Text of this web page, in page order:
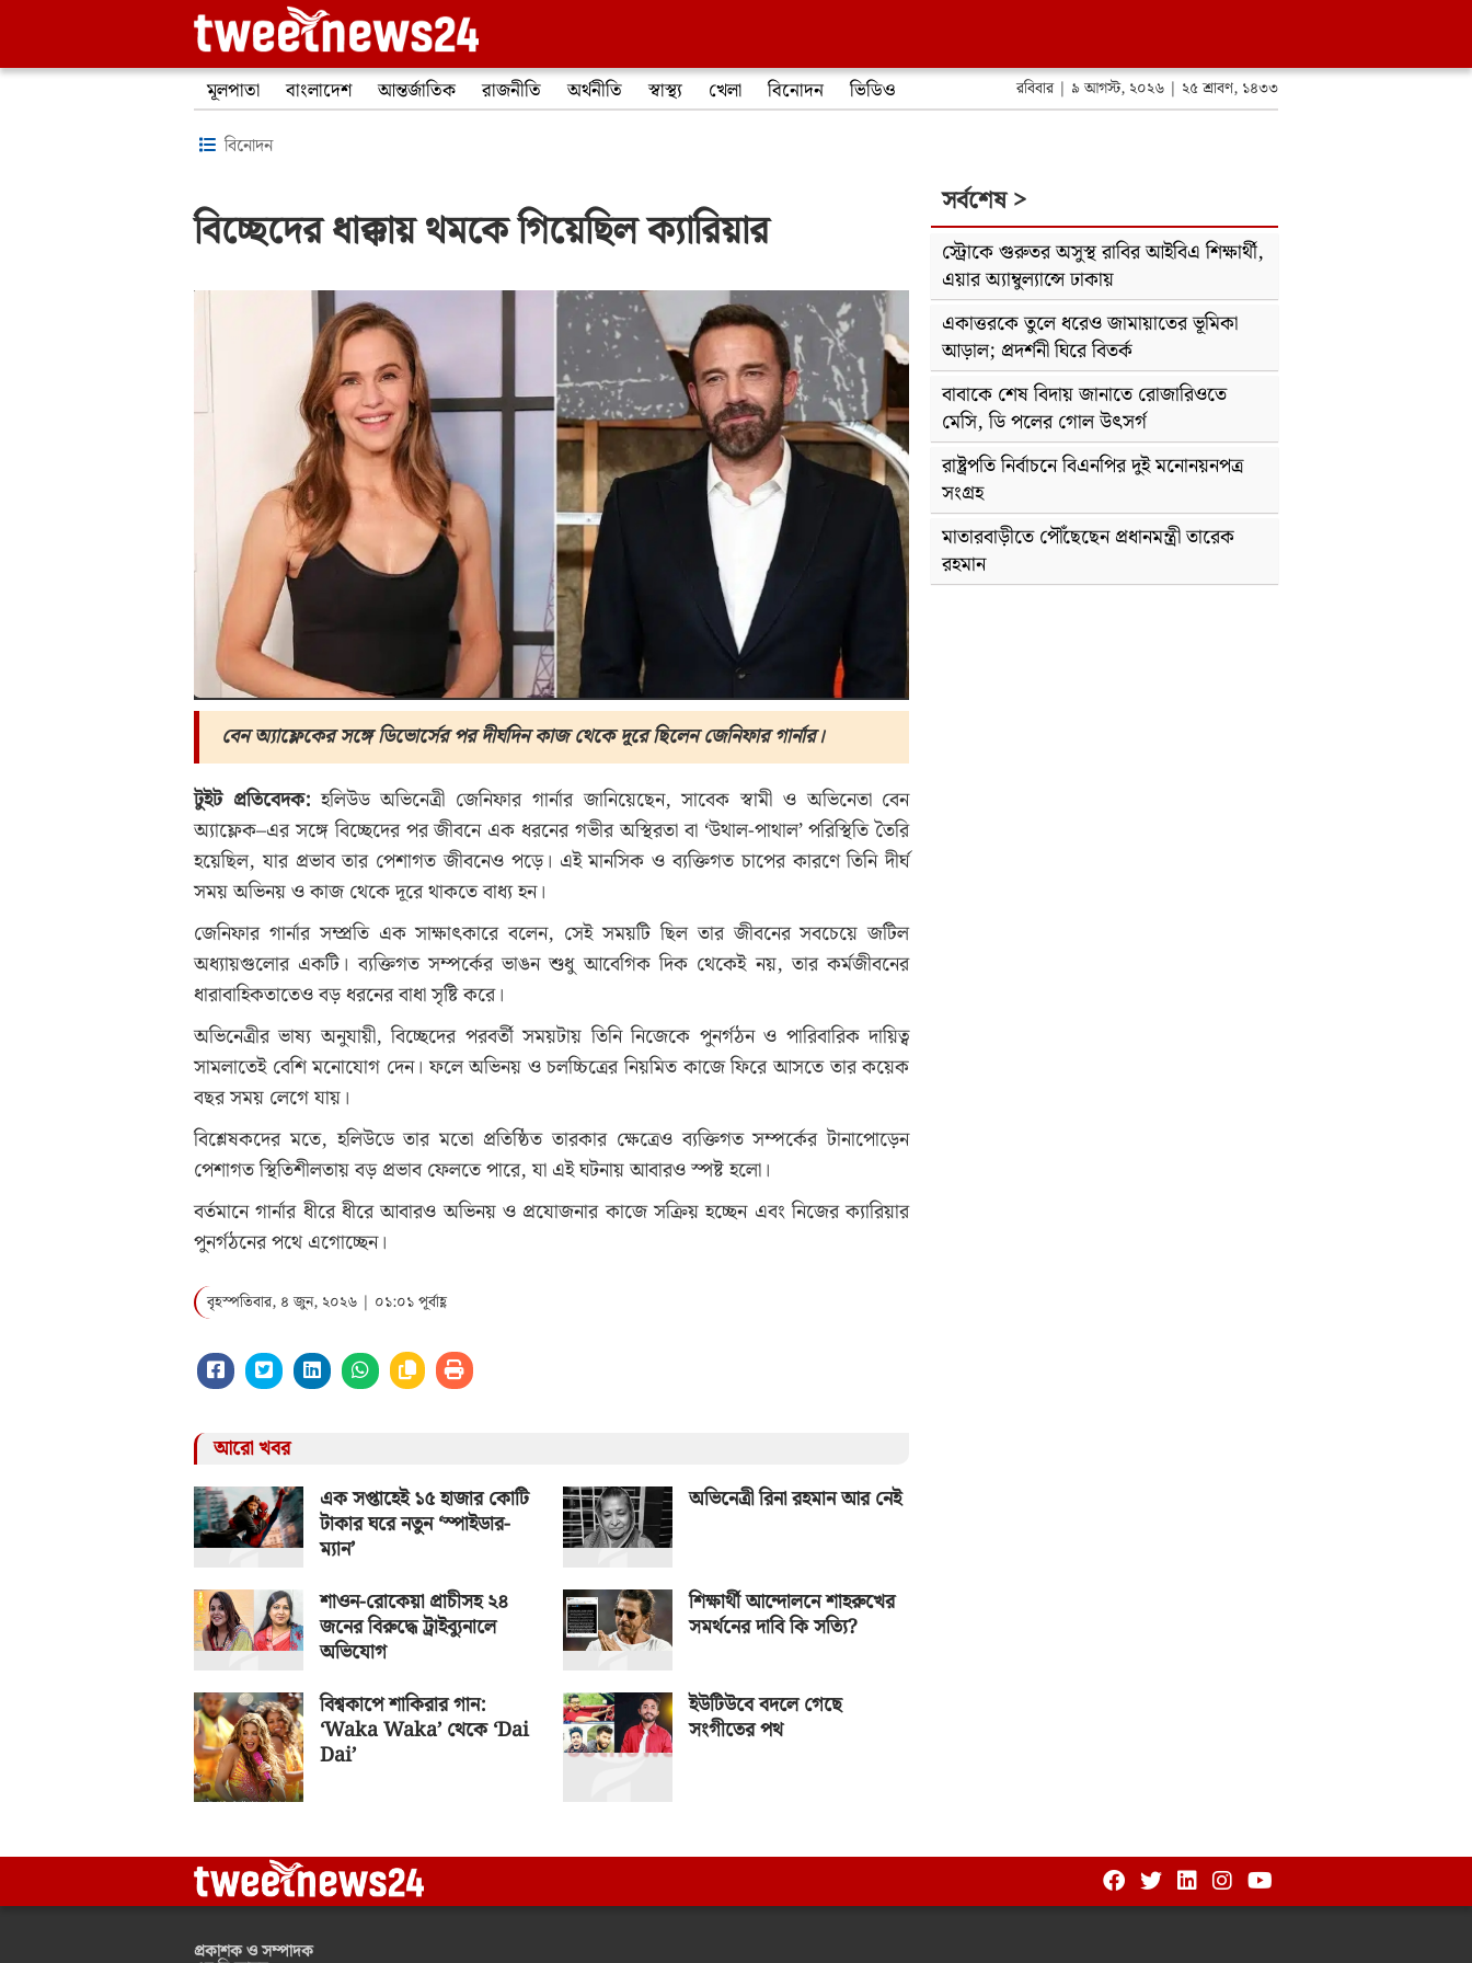
মূলপাতা বাংলাদেশ আন্তর্জাতিক রাজনীতি অর্থনীতি স্বাস্থ্য খেলা বিনোদন ভিডিও রবিবার | ৯ আগস্ট, ২০২৬ | ২৫ শ্রাবণ, ১৪৩৩
বিনোদন
বিচ্ছেদের ধাক্কায় থমকে গিয়েছিল ক্যারিয়ার
বেন অ্যাফ্লেকের সঙ্গে ডিভোর্সের পর দীর্ঘদিন কাজ থেকে দূরে ছিলেন জেনিফার গার্নার।
টুইট প্রতিবেদক:হলিউড অভিনেত্রী জেনিফার গার্নার জানিয়েছেন, সাবেক স্বামী ও অভিনেতা বেন
অ্যাফ্লেক–এর সঙ্গে বিচ্ছেদের পর জীবনে এক ধরনের গভীর অস্থিরতা বা ‘উথাল-পাথাল’ পরিস্থিতি তৈরি
হয়েছিল, যার প্রভাব তার পেশাগত জীবনেও পড়ে। এই মানসিক ও ব্যক্তিগত চাপের কারণে তিনি দীর্ঘ
সময় অভিনয় ও কাজ থেকে দূরে থাকতে বাধ্য হন।
জেনিফার গার্নার সম্প্রতি এক সাক্ষাৎকারে বলেন, সেই সময়টি ছিল তার জীবনের সবচেয়ে জটিল
অধ্যায়গুলোর একটি। ব্যক্তিগত সম্পর্কের ভাঙন শুধু আবেগিক দিক থেকেই নয়, তার কর্মজীবনের
ধারাবাহিকতাতেও বড় ধরনের বাধা সৃষ্টি করে।
অভিনেত্রীর ভাষ্য অনুযায়ী, বিচ্ছেদের পরবর্তী সময়টায় তিনি নিজেকে পুনর্গঠন ও পারিবারিক দায়িত্ব
সামলাতেই বেশি মনোযোগ দেন। ফলে অভিনয় ও চলচ্চিত্রের নিয়মিত কাজে ফিরে আসতে তার কয়েক
বছর সময় লেগে যায়।
বিশ্লেষকদের মতে, হলিউডে তার মতো প্রতিষ্ঠিত তারকার ক্ষেত্রেও ব্যক্তিগত সম্পর্কের টানাপোড়েন
পেশাগত স্থিতিশীলতায় বড় প্রভাব ফেলতে পারে, যা এই ঘটনায় আবারও স্পষ্ট হলো।
বর্তমানে গার্নার ধীরে ধীরে আবারও অভিনয় ও প্রযোজনার কাজে সক্রিয় হচ্ছেন এবং নিজের ক্যারিয়ার
পুনর্গঠনের পথে এগোচ্ছেন।
বৃহস্পতিবার, ৪ জুন, ২০২৬ | ০১:০১ পূর্বাহ্ণ
আরো খবর
এক সপ্তাহেই ১৫ হাজার কোটি
টাকার ঘরে নতুন ‘স্পাইডার-
ম্যান’
অভিনেত্রী রিনা রহমান আর নেই
শাওন-রোকেয়া প্রাচীসহ ২৪
জনের বিরুদ্ধে ট্রাইব্যুনালে
অভিযোগ
শিক্ষার্থী আন্দোলনে শাহরুখের
সমর্থনের দাবি কি সত্যি?
বিশ্বকাপে শাকিরার গান:
‘Waka Waka’ থেকে ‘Dai
Dai’
ইউটিউবে বদলে গেছে
সংগীতের পথ
সর্বশেষ >
স্ট্রোকে গুরুতর অসুস্থ রাবির আইবিএ শিক্ষার্থী,
এয়ার অ্যাম্বুল্যান্সে ঢাকায়
একাত্তরকে তুলে ধরেও জামায়াতের ভূমিকা
আড়াল; প্রদর্শনী ঘিরে বিতর্ক
বাবাকে শেষ বিদায় জানাতে রোজারিওতে
মেসি, ডি পলের গোল উৎসর্গ
রাষ্ট্রপতি নির্বাচনে বিএনপির দুই মনোনয়নপত্র
সংগ্রহ
মাতারবাড়ীতে পৌঁছেছেন প্রধানমন্ত্রী তারেক
রহমান
প্রকাশক ও সম্পাদক